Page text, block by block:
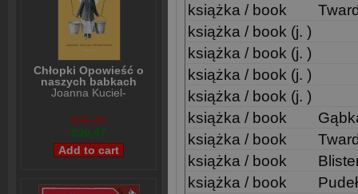
Chłopki Opowieść o
naszych babkach
Joanna Kuciel-
$36,39
$30,47
książka / book
książka / book (j. )
książka / book (j. )
książka / book (j. )
książka / book (j. )
książka / book
książka / book
książka / book
książka / book